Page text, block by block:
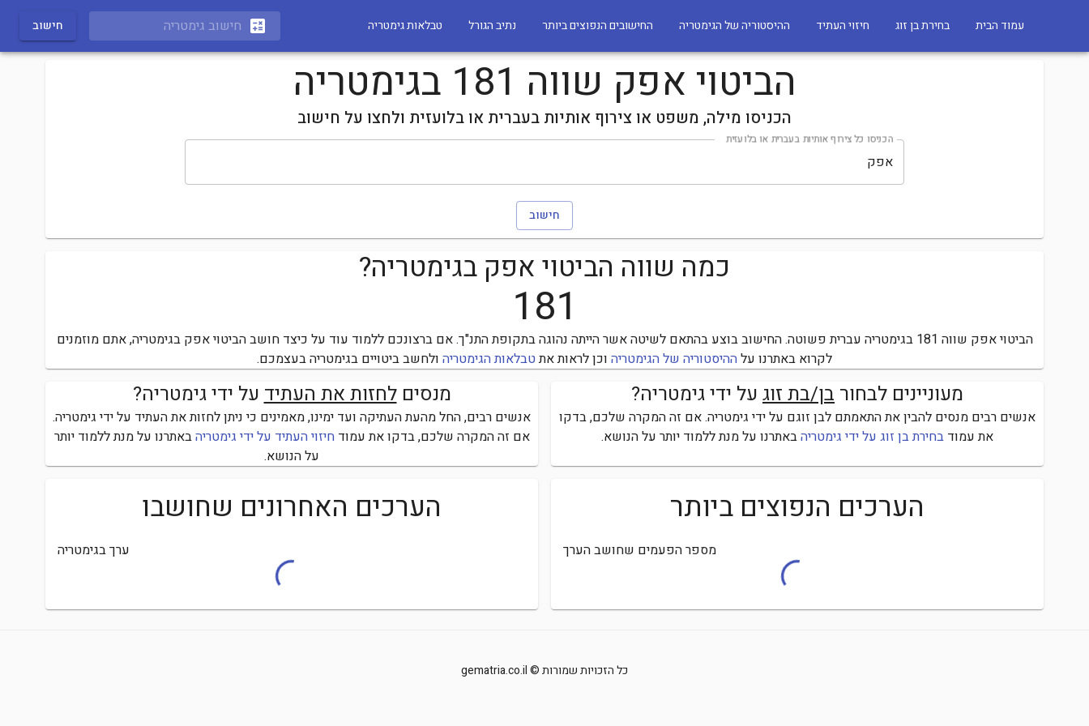
עמוד הבית בחירת בן זוג חיזוי העתיד ההיסטוריה של הגימטריה החישובים הנפוצים ביותר נתיב הגורל טבלאות גימטריה calculate חישוב
הביטוי אפק שווה 181 בגימטריה
הכניסו מילה, משפט או צירוף אותיות בעברית או בלועזית ולחצו על חישוב
הכניסו כל צירוף אותיות בעברית או בלועזית
חישוב
כמה שווה הביטוי אפק בגימטריה?
181
הביטויאפק שווה 181 בגימטריה עברית פשוטה.החישוב בוצע בהתאם לשיטה אשר הייתה נהוגה בתקופת התנ"ך. אם ברצונכם ללמוד עוד על כיצד חושב הביטויאפק בגימטריה, אתם מוזמנים
לקרוא באתרנו עלההיסטוריה של הגימטריה וכן לראות אתטבלאות הגימטריה ולחשב ביטויים בגימטריה בעצמכם.
מעוניינים לבחור בן/בת זוג על ידי גימטריה?
אנשים רבים מנסים להבין את התאמתם לבן זוגם על ידי גימטריה.אם זה המקרה שלכם, בדקו
את עמוד בחירת בן זוג על ידי גימטריהבאתרנו על מנת ללמוד יותר על הנושא.
מנסים לחזות את העתידעל ידי גימטריה?
אנשים רבים, החל מהעת העתיקה ועד ימינו, מאמינים כי ניתן לחזות את העתיד על ידי גימטריה.
אם זה המקרה שלכם, בדקו את עמוד חיזוי העתיד על ידי גימטריהבאתרנו על מנת ללמוד יותר
על הנושא.
הערכים הנפוצים ביותר
מספר הפעמים שחושב הערך
הערכים האחרונים שחושבו
ערך בגימטריה
כל הזכויות שמורות © gematria.co.il